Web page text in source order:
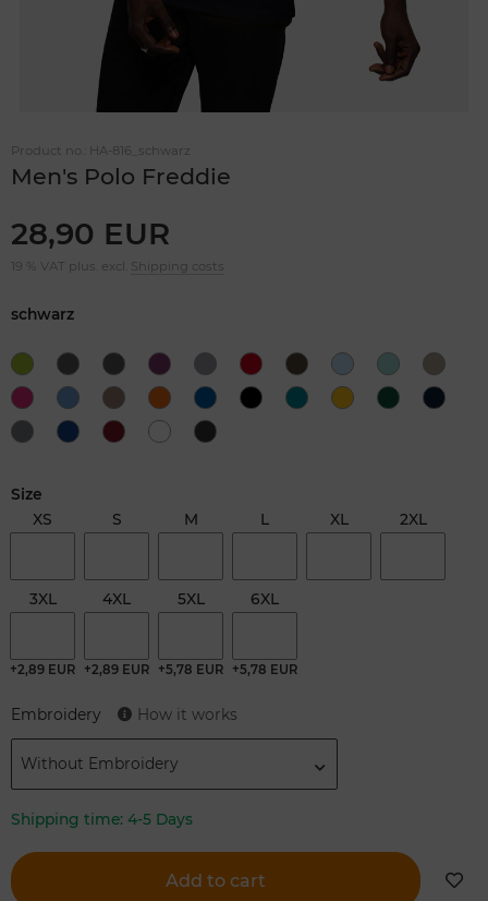
Product no.: HA-816_schwarz
Men's Polo Freddie
28,90 EUR
19 % VAT plus. excl. Shipping costs
schwarz
Size
XS
S M L XL 2XL
3XL
+2,89 EUR
4XL
+2,89 EUR
5XL
+5,78 EUR
6XL
+5,78 EUR
Embroidery How it works
Without Embroidery
Shipping time: 4-5 Days
Add to cart